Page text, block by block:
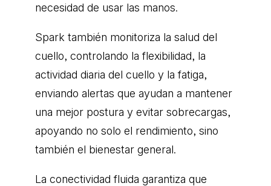
necesidad de usar las manos.
Spark también monitoriza la salud del
cuello, controlando la flexibilidad, la
actividad diaria del cuello y la fatiga,
enviando alertas que ayudan a mantener
una mejor postura y evitar sobrecargas,
apoyando no solo el rendimiento, sino
también el bienestar general.
La conectividad fluida garantiza que